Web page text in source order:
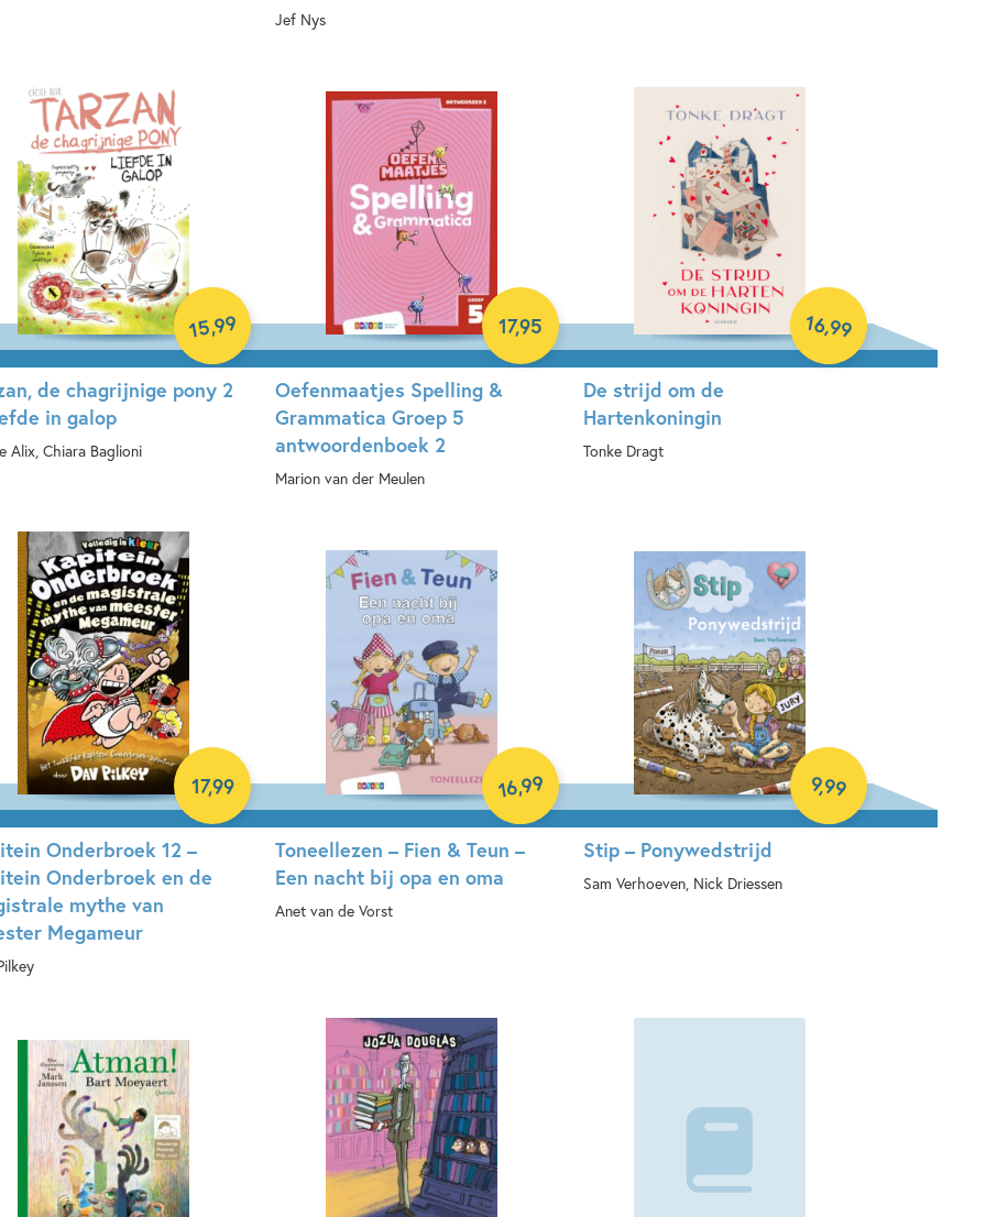
Jef Nys
de chagrijnige pony 2
in galop
Alix, Chiara Baglioni
15,99
Oefenmaatjes Spelling &
Grammatica Groep 5
antwoordenboek 2
Marion van der Meulen
17,95
De strijd om de
Hartenkoningin
Tonke Dragt
16,99
Onderbroek 12 –
Onderbroek en de
mythe van
Megameur
17,99
Toneellezen – Fien & Teun –
Een nacht bij opa en oma
Anet van de Vorst
16,99
Stip – Ponywedstrijd
Sam Verhoeven, Nick Driessen
9,99